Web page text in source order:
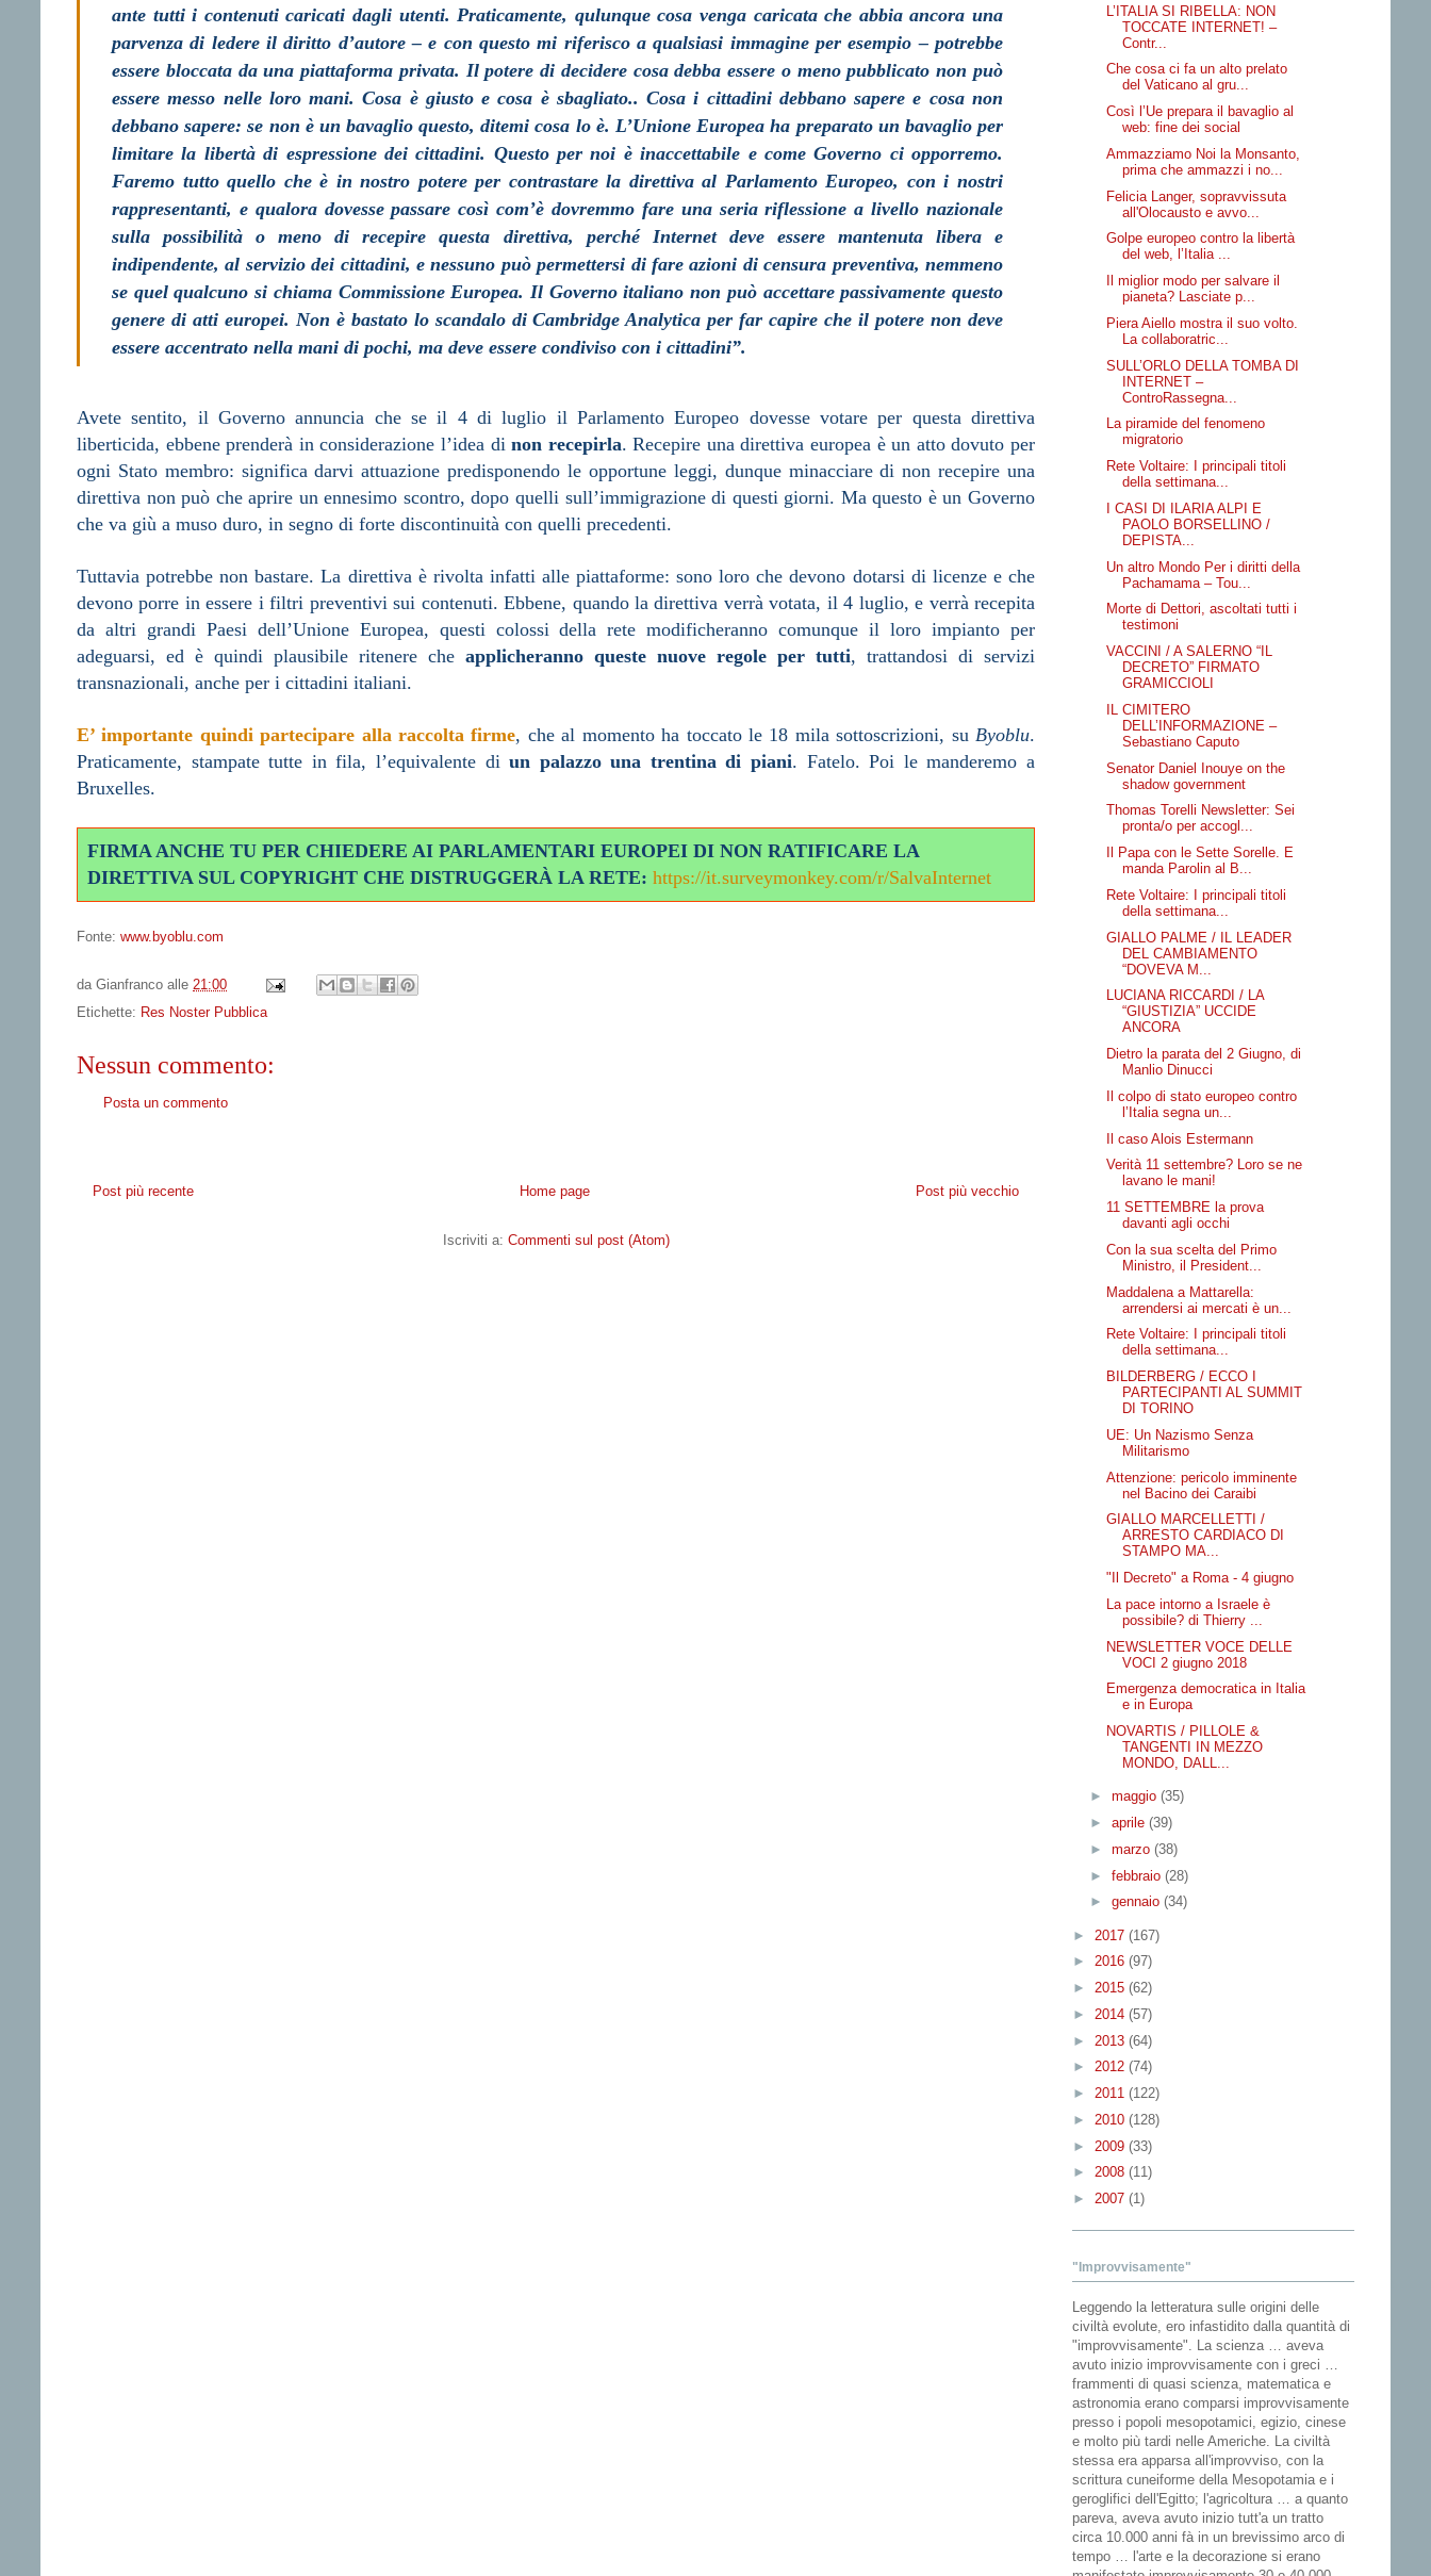
ante tutti i contenuti caricati dagli utenti. Praticamente, qulunque cosa venga caricata che abbia ancora una
parvenza di ledere il diritto d’autore – e con questo mi riferisco a qualsiasi immagine per esempio – potrebbe
essere bloccata da una piattaforma privata. Il potere di decidere cosa debba essere o meno pubblicato non può
essere messo nelle loro mani. Cosa è giusto e cosa è sbagliato.. Cosa i cittadini debbano sapere e cosa non
debbano sapere: se non è un bavaglio questo, ditemi cosa lo è. L’Unione Europea ha preparato un bavaglio per
limitare la libertà di espressione dei cittadini. Questo per noi è inaccettabile e come Governo ci opporremo.
Faremo tutto quello che è in nostro potere per contrastare la direttiva al Parlamento Europeo, con i nostri
rappresentanti, e qualora dovesse passare così com’è dovremmo fare una seria riflessione a livello nazionale
sulla possibilità o meno di recepire questa direttiva, perché Internet deve essere mantenuta libera e
indipendente, al servizio dei cittadini, e nessuno può permettersi di fare azioni di censura preventiva, nemmeno
se quel qualcuno si chiama Commissione Europea. Il Governo italiano non può accettare passivamente questo
genere di atti europei. Non è bastato lo scandalo di Cambridge Analytica per far capire che il potere non deve
essere accentrato nella mani di pochi, ma deve essere condiviso con i cittadini”.
Avete sentito, il Governo annuncia che se il 4 di luglio il Parlamento Europeo dovesse votare per questa direttiva
liberticida, ebbene prenderà in considerazione l’idea dinon recepirla. Recepire una direttiva europea è un atto dovuto per
ogni Stato membro: significa darvi attuazione predisponendo le opportune leggi, dunque minacciare di non recepire una
direttiva non può che aprire un ennesimo scontro, dopo quelli sull’immigrazione di questi giorni. Ma questo è un Governo
che va giù a muso duro, in segno di forte discontinuità con quelli precedenti.
Tuttavia potrebbe non bastare. La direttiva è rivolta infatti alle piattaforme: sono loro che devono dotarsi di licenze e che
devono porre in essere i filtri preventivi sui contenuti. Ebbene, quando la direttiva verrà votata, il 4 luglio, e verrà recepita
da altri grandi Paesi dell’Unione Europea, questi colossi della rete modificheranno comunque il loro impianto per
adeguarsi, ed è quindi plausibile ritenere che applicheranno queste nuove regole per tutti, trattandosi di servizi
transnazionali, anche per i cittadini italiani.
E’ importante quindi partecipare alla raccolta firme, che al momento ha toccato le 18 mila sottoscrizioni, suByoblu.
Praticamente, stampate tutte in fila, l’equivalente diun palazzo una trentina di piani. Fatelo. Poi le manderemo a
Bruxelles.
FIRMA ANCHE TU PER CHIEDERE AI PARLAMENTARI EUROPEI DI NON RATIFICARE LA
DIRETTIVA SUL COPYRIGHT CHE DISTRUGGERÀ LA RETE: https://it.surveymonkey.com/r/SalvaInternet
Fonte: www.byoblu.com
da Gianfranco alle 21:00
Etichette: Res Noster Pubblica
Nessun commento:
Posta un commento
Post più recente Post più vecchio
Home page
Iscriviti a: Commenti sul post (Atom)
L’ITALIA SI RIBELLA: NON
TOCCATE INTERNET! –
Contr...
Che cosa ci fa un alto prelato
del Vaticano al gru...
Così l’Ue prepara il bavaglio al
web: fine dei social
Ammazziamo Noi la Monsanto,
prima che ammazzi i no...
Felicia Langer, sopravvissuta
all'Olocausto e avvo...
Golpe europeo contro la libertà
del web, l’Italia ...
Il miglior modo per salvare il
pianeta? Lasciate p...
Piera Aiello mostra il suo volto.
La collaboratric...
SULL’ORLO DELLA TOMBA DI
INTERNET –
ControRassegna...
La piramide del fenomeno
migratorio
Rete Voltaire: I principali titoli
della settimana...
I CASI DI ILARIA ALPI E
PAOLO BORSELLINO /
DEPISTA...
Un altro Mondo Per i diritti della
Pachamama – Tou...
Morte di Dettori, ascoltati tutti i
testimoni
VACCINI / A SALERNO “IL
DECRETO” FIRMATO
GRAMICCIOLI
IL CIMITERO
DELL’INFORMAZIONE –
Sebastiano Caputo
Senator Daniel Inouye on the
shadow government
Thomas Torelli Newsletter: Sei
pronta/o per accogl...
Il Papa con le Sette Sorelle. E
manda Parolin al B...
Rete Voltaire: I principali titoli
della settimana...
GIALLO PALME / IL LEADER
DEL CAMBIAMENTO
“DOVEVA M...
LUCIANA RICCARDI / LA
“GIUSTIZIA” UCCIDE
ANCORA
Dietro la parata del 2 Giugno, di
Manlio Dinucci
Il colpo di stato europeo contro
l’Italia segna un...
Il caso Alois Estermann
Verità 11 settembre? Loro se ne
lavano le mani!
11 SETTEMBRE la prova
davanti agli occhi
Con la sua scelta del Primo
Ministro, il President...
Maddalena a Mattarella:
arrendersi ai mercati è un...
Rete Voltaire: I principali titoli
della settimana...
BILDERBERG / ECCO I
PARTECIPANTI AL SUMMIT
DI TORINO
UE: Un Nazismo Senza
Militarismo
Attenzione: pericolo imminente
nel Bacino dei Caraibi
GIALLO MARCELLETTI /
ARRESTO CARDIACO DI
STAMPO MA...
"Il Decreto" a Roma - 4 giugno
La pace intorno a Israele è
possibile? di Thierry ...
NEWSLETTER VOCE DELLE
VOCI 2 giugno 2018
Emergenza democratica in Italia
e in Europa
NOVARTIS / PILLOLE &
TANGENTI IN MEZZO
MONDO, DALL...
► maggio (35)
► aprile (39)
► marzo (38)
► febbraio (28)
► gennaio (34)
► 2017 (167)
► 2016 (97)
► 2015 (62)
► 2014 (57)
► 2013 (64)
► 2012 (74)
► 2011 (122)
► 2010 (128)
► 2009 (33)
► 2008 (11)
► 2007 (1)
"Improvvisamente"
Leggendo la letteratura sulle origini delle
civiltà evolute, ero infastidito dalla quantità di
"improvvisamente". La scienza … aveva
avuto inizio improvvisamente con i greci …
frammenti di quasi scienza, matematica e
astronomia erano comparsi improvvisamente
presso i popoli mesopotamici, egizio, cinese
e molto più tardi nelle Americhe. La civiltà
stessa era apparsa all'improvviso, con la
scrittura cuneiforme della Mesopotamia e i
geroglifici dell'Egitto; l'agricoltura … a quanto
pareva, aveva avuto inizio tutt'a un tratto
circa 10.000 anni fà in un brevissimo arco di
tempo … l'arte e la decorazione si erano